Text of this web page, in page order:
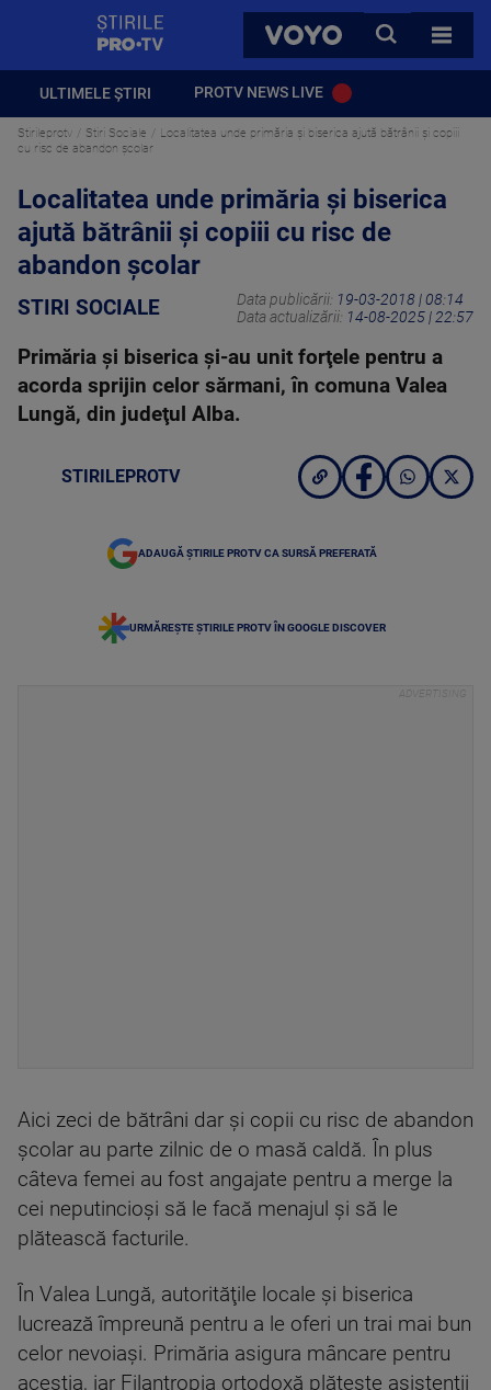
VOYO
CAUTA
TOATE
ULTIMELE ȘTIRI PROTV NEWS LIVE
Stirileprotv Stiri Sociale
Localitatea unde primăria și biserica ajută bătrânii și copiii
cu risc de abandon școlar
Localitatea unde primăria și biserica
ajută bătrânii și copiii cu risc de
abandon școlar
STIRI SOCIALE Data publicării: 19-03-2018 | 08:14
Data actualizării: 14-08-2025 | 22:57
Primăria şi biserica şi-au unit forţele pentru a
acorda sprijin celor sărmani, în comuna Valea
Lungă, din judeţul Alba.
STIRILEPROTV
ADAUGĂ ȘTIRILE PROTV CA SURSĂ PREFERATĂ
URMĂREȘTE ȘTIRILE PROTV ÎN GOOGLE DISCOVER
Aici zeci de bătrâni dar şi copii cu risc de abandon
şcolar au parte zilnic de o masă caldă. În plus
câteva femei au fost angajate pentru a merge la
cei neputincioşi să le facă menajul şi să le
plătească facturile.
În Valea Lungă, autorităţile locale şi biserica
lucrează împreună pentru a le oferi un trai mai bun
celor nevoiaşi. Primăria asigura mâncare pentru
aceştia, iar Filantropia ortodoxă plăteşte asistenţii